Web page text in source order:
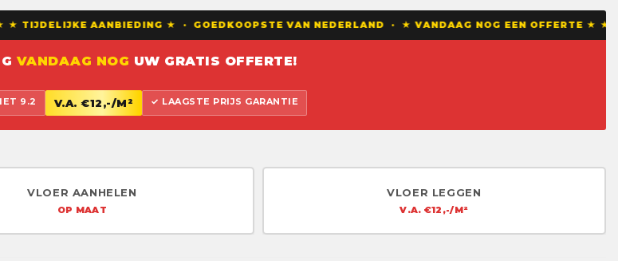
AANBIEDING ★ · GOEDKOOPSTE VAN NEDERLAND · ★ VANDAAG NOG EEN OFFERTE ★
VANDAAG NOG UW GRATIS OFFERTE!
9.2 V.A. €12,-/M² ✓ LAAGSTE PRIJS GARANTIE
VLOER AANHELEN
OP MAAT
VLOER LEGGEN
V.A. €12,-/M²